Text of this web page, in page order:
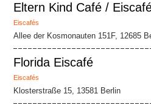
Eltern Kind Café /
Eiscafés
Allee der Kosmonauten 151F, 12685
Florida Eiscafé
Eiscafés
Klosterstraße 15, 13581 Berlin